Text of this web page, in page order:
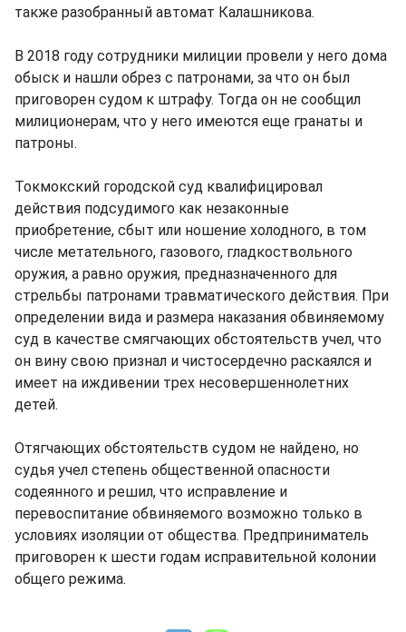
также разобранный автомат Калашникова.
В 2018 году сотрудники милиции провели у него дома
обыск и нашли обрез с патронами, за что он был
приговорен судом к штрафу. Тогда он не сообщил
милиционерам, что у него имеются еще гранаты и
патроны.
Токмокский городской суд квалифицировал
действия подсудимого как незаконные
приобретение, сбыт или ношение холодного, в том
числе метательного, газового, гладкоствольного
оружия, а равно оружия, предназначенного для
стрельбы патронами травматического действия. При
определении вида и размера наказания обвиняемому
суд в качестве смягчающих обстоятельств учел, что
он вину свою признал и чистосердечно раскаялся и
имеет на иждивении трех несовершеннолетних
детей.
Отягчающих обстоятельств судом не найдено, но
судья учел степень общественной опасности
содеянного и решил, что исправление и
перевоспитание обвиняемого возможно только в
условиях изоляции от общества. Предприниматель
приговорен к шести годам исправительной колонии
общего режима.